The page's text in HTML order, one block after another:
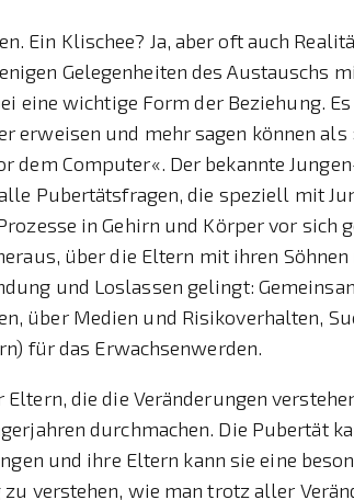
Ein Klischee? Ja, aber oft auch
Gelegenheiten des Austauschs
eine wichtige Form der Beziehung.
erweisen und mehr sagen können als
dem Computer«. Der bekannte
Pubertätsfragen, die speziell mit
in Gehirn und Körper vor sich
über die Eltern mit ihren Söhnen
und Loslassen gelingt:
über Medien und Risikoverhalten,
für das Erwachsenwerden.
Eltern, die die Veränderungen
durchmachen. Die Pubertät
und ihre Eltern kann sie eine
verstehen, wie man trotz aller